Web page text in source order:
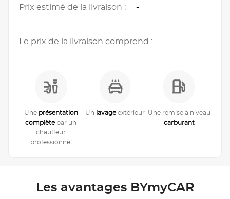
Prix estimé de la livraison : -
Le prix de la livraison comprend :
Une présentation
complètepar un
chauffeur
professionnel
Un lavageextérieur Une remise à niveau
carburant
Les avantages BYmyCAR